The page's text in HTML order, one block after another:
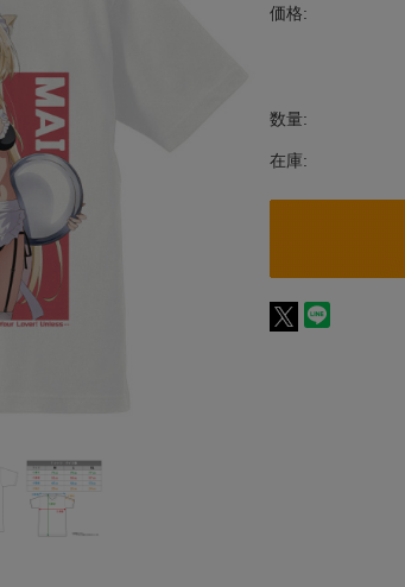
価格:
数量:
在庫: